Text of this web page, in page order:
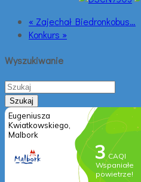
« Zajechał Biedronkobus…
Konkurs »
Wyszukiwanie